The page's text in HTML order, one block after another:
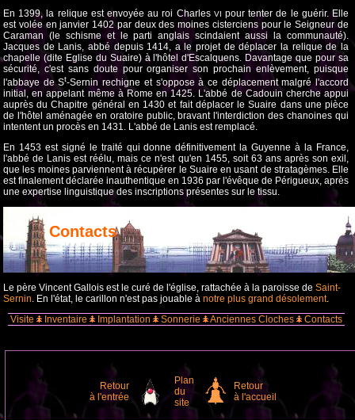
En 1399, la relique est envoyée au roi Charles VI pour tenter de le guérir. Elle
est volée en janvier 1402 par deux des moines cisterciens pour le Seigneur de
Caraman (le schisme et le parti anglais scindaient aussi la communauté).
Jacques de Lanis, abbé depuis 1414, a le projet de déplacer la relique de la
chapelle (dite Eglise du Suaire) à l'hôtel d'Escalquens. Davantage que pour sa
sécurité, c'est sans doute pour organiser son prochain enlèvement, puisque
l'abbaye de St-Sernin rechigne et s'oppose à ce déplacement malgré l'accord
initial, en appelant même à Rome en 1425. L'abbé de Cadouin cherche appui
auprès du Chapitre général en 1430 et fait déplacer le Suaire dans une pièce
de l'hôtel aménagée en oratoire public, bravant l'interdiction des chanoines qui
intentent un procès en 1431. L'abbé de Lanis est remplacé.
En 1453 est signé le traité qui donne définitivement la Guyenne à la France,
l'abbé de Lanis est réélu, mais ce n'est qu'en 1455, soit 63 ans après son exil,
que les moines parviennent à récupérer le Suaire en usant de stratagèmes. Elle
est finalement déclarée inauthentique en 1936 par l'évêque de Périgueux, après
une expertise linguistique des inscriptions présentes sur le tissu.
Contacts
Le père Vincent Gallois est le curé de l'église, rattachée à la paroisse de Saint-
Sernin. En l'état, le carillon n'est pas jouable à notre plus grand désolement.
Visite
Inventaire Implantation Sonnerie Anciennes Cloches Contacts
Retour
à l'entrée
Plan
du
site
Retour
à l'accueil